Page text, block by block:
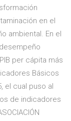
en el
ambiental. En el
per cápita más
Básicos
el cual puso al
de indicadores